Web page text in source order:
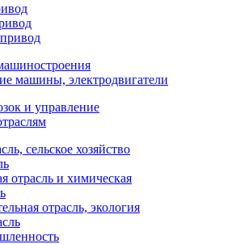
машины, электродвигатели
и управление
сельское хозяйство
отрасль и химическая
отрасль, экология